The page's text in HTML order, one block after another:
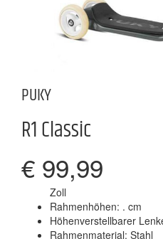
PUKY
R1 Classic
€ 99,99
Zoll
Rahmenhöhen: . cm
Höhenverstellbarer
Rahmenmaterial: Stahl